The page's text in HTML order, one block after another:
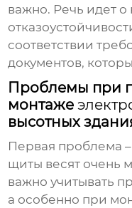
важно. Речь идет о
соответствии
документов,
Проблемы при
монтаже
высотных
Первая проблема –
щиты весят очень
важно учитывать
а особенно при